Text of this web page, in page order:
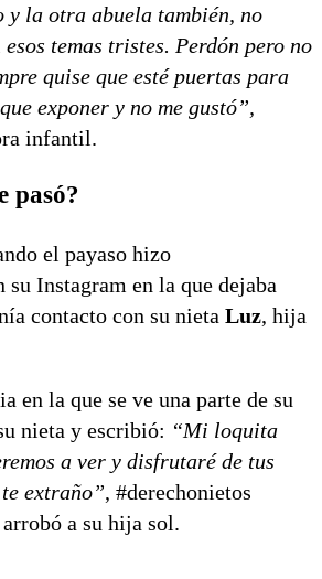
y la otra abuela también, no
temas tristes. Perdón pero no
quise que esté puertas para
exponer y no me gustó”,
infantil.
pasó?
el payaso hizo
su Instagram en la que dejaba
contacto con su nieta Luz, hija
en la que se ve una parte de su
nieta y escribió: “Mi loquita
a ver y disfrutaré de tus
extraño”, #derechonietos
a su hija sol.